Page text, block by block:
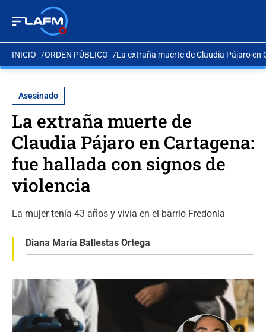
INICIO ORDEN PÚBLICO La extraña muerte de Claudia Pájaro
Asesinado
La extraña muerte de
Claudia Pájaro en Cartagena:
fue hallada con signos de
violencia
La mujer tenía 43 años y vivía en el barrio Fredonia
Diana María Ballestas Ortega